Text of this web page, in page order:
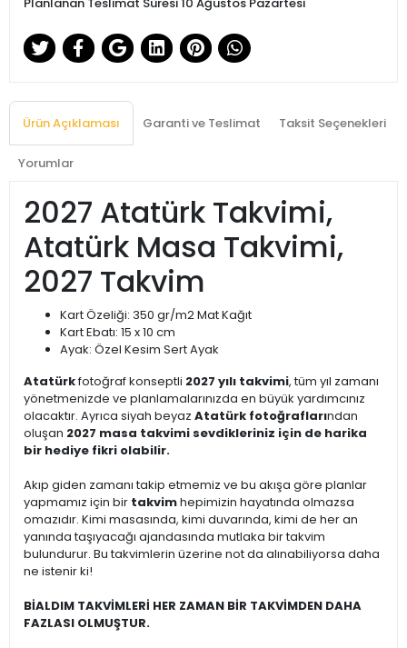
Ürün Açıklaması Garanti ve Teslimat Taksit Seçenekleri
Yorumlar
2027 Atatürk Takvimi,
Atatürk Masa Takvimi,
2027 Takvim
Kart Özeliği: 350 gr/m2 Mat Kağıt
Kart Ebatı: 15 x 10 cm
Ayak: Özel Kesim Sert Ayak
Atatürkfotoğraf konseptli 2027 yılı takvimi, tüm yıl zamanı
yönetmenizde ve planlamalarınızda en büyük yardımcınız
olacaktır. Ayrıca siyah beyaz Atatürk fotoğraflarından
oluşan 2027 masa takvimi sevdikleriniz için de harika
bir hediye fikri olabilir.
Akıp giden zamanı takip etmemiz ve bu akışa göre planlar
yapmamız için bir takvimhepimizin hayatında olmazsa
omazıdır. Kimi masasında, kimi duvarında, kimi de her an
yanında taşıyacağı ajandasında mutlaka bir takvim
bulundurur. Bu takvimlerin üzerine not da alınabiliyorsa daha
ne istenir ki!
BİALDIM TAKVİMLERİ HER ZAMAN BİR TAKVİMDEN DAHA
FAZLASI OLMUŞTUR.